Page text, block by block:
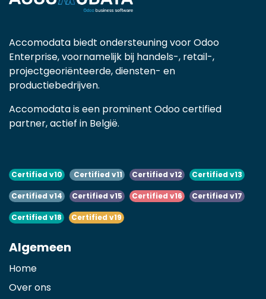
Accomodata biedt ondersteuning voor Odoo
Enterprise, voornamelijk bij handels-, retail-,
projectgeoriënteerde, diensten- en
productiebedrijven.
Accomodata is een prominent Odoo certified
partner, actief in België.
Certified v10 Certified v11 Certified v12 Certified v13
Certified v14 Certified v15 Certified v16 Certified v17
Certified v18 Certified v19
Algemeen
Home
Over ons